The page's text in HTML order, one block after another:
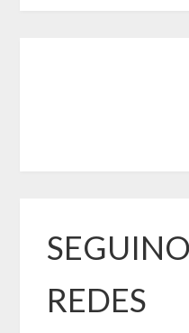
REDES